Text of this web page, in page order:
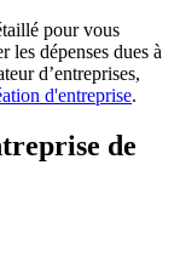
pour vous
les dépenses dues à
d’entreprises,
d'entreprise.
de